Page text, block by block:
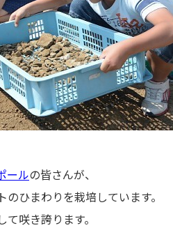
ールの皆さんが、
ひまわりを栽培しています。
咲き誇ります。